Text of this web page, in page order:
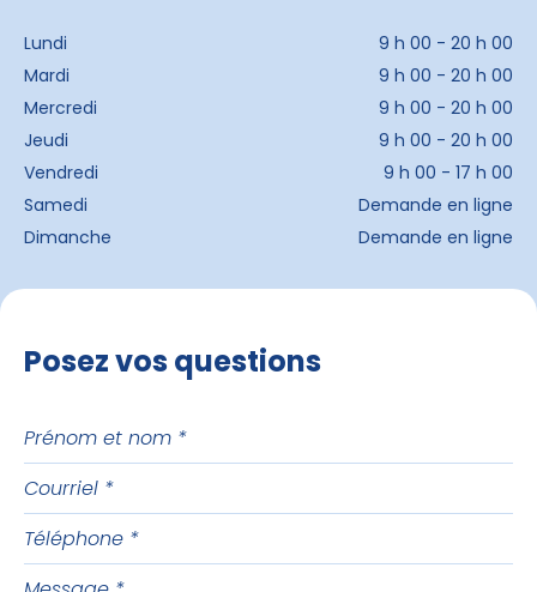
Lundi
9 h 00 - 20 h 00
Mardi
9 h 00 - 20 h 00
Mercredi
9 h 00 - 20 h 00
Jeudi
9 h 00 - 20 h 00
Vendredi
9 h 00 - 17 h 00
Samedi
Demande en ligne
Dimanche
Demande en ligne
Posez vos questions
Prénom
nom
Courriel
Téléphone
Message